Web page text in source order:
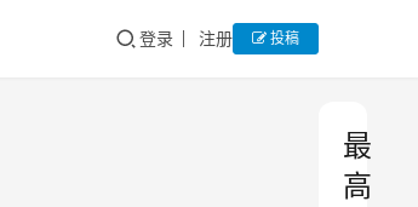
登录 注册 投稿
最
高